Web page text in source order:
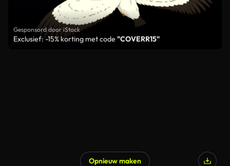
Gesponsord door iStock
Exclusief: -15% korting met code "COVERR15"
Opnieuw maken